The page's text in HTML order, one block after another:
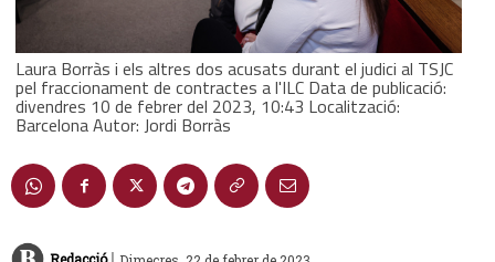
Laura Borràs i els altres dos acusats durant el judici al TSJC
pel fraccionament de contractes a l'ILC Data de publicació:
divendres 10 de febrer del 2023, 10:43 Localització:
Barcelona Autor: Jordi Borràs
|